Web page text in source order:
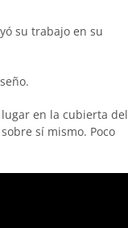
su trabajo en su
en la cubierta del
sí mismo. Poco